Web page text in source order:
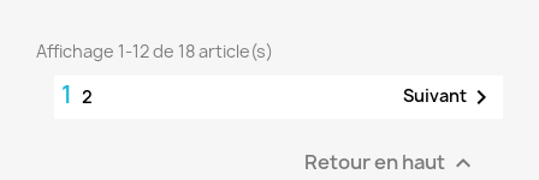
Affichage 1-12 de 18 article(s)
1 2 Suivant 
Retour en haut 